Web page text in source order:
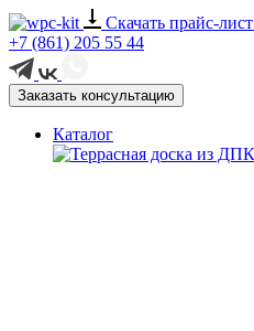
Скачать прайс-лист
+7 (861) 205 55 44
Заказать консультацию
Каталог